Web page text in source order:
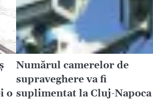
o
Numărul camerelor de
supraveghere va fi
suplimentat la Cluj-Napoca